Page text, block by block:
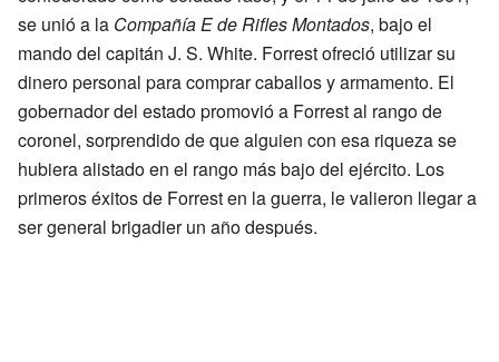
se unió a la Compañía E de Rifles Montados, bajo el
mando del capitán J. S. White. Forrest ofreció utilizar su
dinero personal para comprar caballos y armamento. El
gobernador del estado promovió a Forrest al rango de
coronel, sorprendido de que alguien con esa riqueza se
hubiera alistado en el rango más bajo del ejército. Los
primeros éxitos de Forrest en la guerra, le valieron llegar a
ser general brigadier un año después.